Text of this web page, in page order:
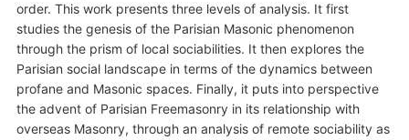
order. This work presents three levels of analysis. It first
studies the genesis of the Parisian Masonic phenomenon
through the prism of local sociabilities. It then explores the
Parisian social landscape in terms of the dynamics between
profane and Masonic spaces. Finally, it puts into perspective
the advent of Parisian Freemasonry in its relationship with
overseas Masonry, through an analysis of remote sociability as